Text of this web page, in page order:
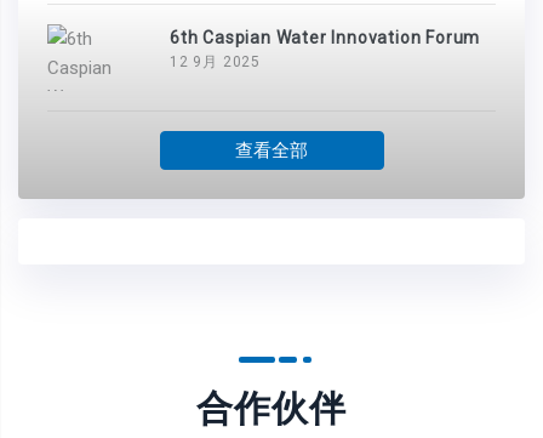
6th Caspian Water Innovation Forum
12 9月 2025
查看全部
合作伙伴